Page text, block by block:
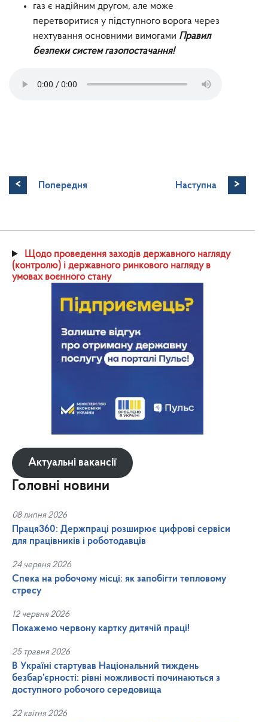
газ є надійним другом, але може
перетворитися у підступного ворога через
нехтування основними вимогами Правил
безпеки систем газопостачання!
< Попередня Наступна >
Щодо проведення заходів державного нагляду
(контролю) і державного ринкового нагляду в
умовах воєнного стану
Актуальні вакансії
Головні новини
08 липня 2026
Праця360: Держпраці розширює цифрові сервіси
для працівників і роботодавців
24 червня 2026
Спека на робочому місці: як запобігти тепловому
стресу
12 червня 2026
Покажемо червону картку дитячій праці!
25 травня 2026
В Україні стартував Національний тиждень
безбар’єрності: рівні можливості починаються з
доступного робочого середовища
22 квітня 2026